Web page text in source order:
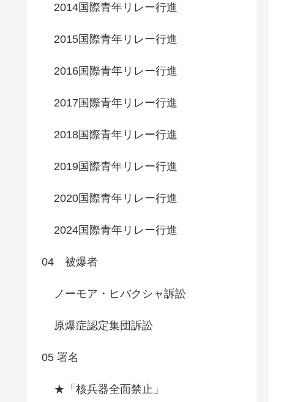
2014国際青年リレー行進
2015国際青年リレー行進
2016国際青年リレー行進
2017国際青年リレー行進
2018国際青年リレー行進
2019国際青年リレー行進
2020国際青年リレー行進
2024国際青年リレー行進
04 被爆者
ノーモア・ヒバクシャ訴訟
原爆症認定集団訴訟
05 署名
★「核兵器全面禁止」